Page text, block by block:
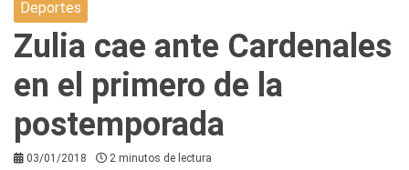
Deportes
Zulia cae ante Cardenales
en el primero de la
postemporada
03/01/2018 2 minutos de lectura